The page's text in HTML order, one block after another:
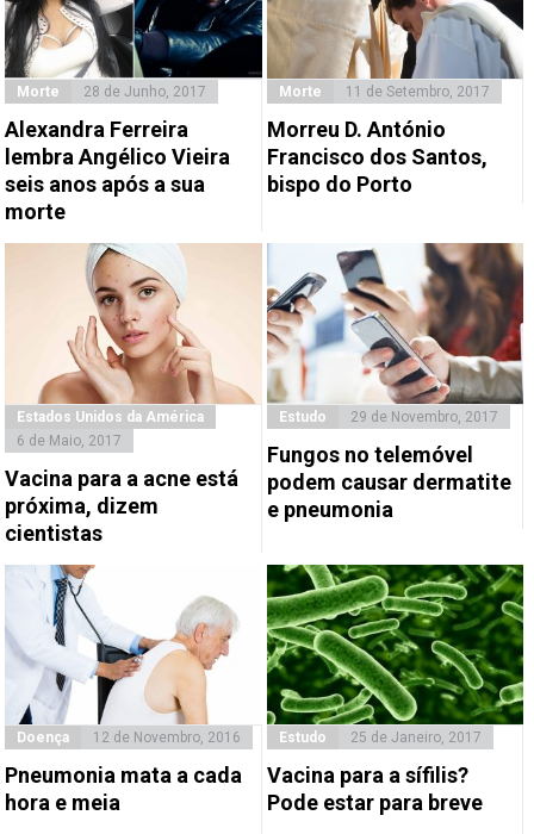
Morte 28 de Junho, 2017
Alexandra Ferreira
lembra Angélico Vieira
seis anos após a sua
morte
Morte 11 de Setembro, 2017
Morreu D. António
Francisco dos Santos,
bispo do Porto
Estados Unidos da América
6 de Maio, 2017
Vacina para a acne está
próxima, dizem
cientistas
Estudo 29 de Novembro, 2017
Fungos no telemóvel
podem causar dermatite
e pneumonia
Doença 12 de Novembro, 2016
Pneumonia mata a cada
hora e meia
Estudo 25 de Janeiro, 2017
Vacina para a sífilis?
Pode estar para breve